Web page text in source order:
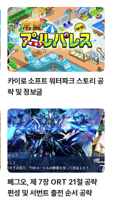
카이로 소프트 워터파크 스토리 공
략 및 정보글
페그오, 제 7장 ORT 21절 공략
편성 및 서번트 출전 순서 공략